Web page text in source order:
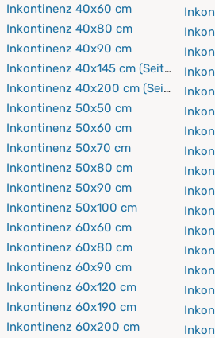
Inkontinenz 40x60 cm
Inkontinenz 40x80 cm
Inkontinenz 40x90 cm
Inkontinenz 40x145 cm
Inkontinenz 40x200 cm
Inkontinenz 50x50 cm
Inkontinenz 50x60 cm
Inkontinenz 50x70 cm
Inkontinenz 50x80 cm
Inkontinenz 50x90 cm
Inkontinenz 50x100 cm
Inkontinenz 60x60 cm
Inkontinenz 60x80 cm
Inkontinenz 60x90 cm
Inkontinenz 60x120 cm
Inkontinenz 60x190 cm
Inkontinenz 60x200 cm